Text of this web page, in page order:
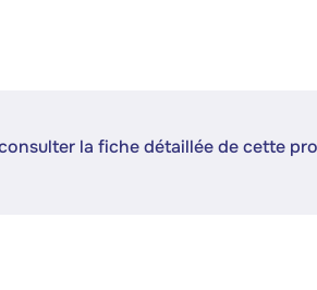
la fiche détaillée de cette